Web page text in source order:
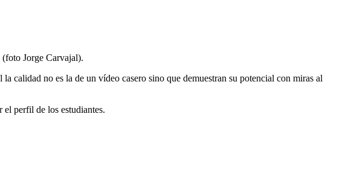
Jorge Carvajal).
calidad no es la de un vídeo casero sino que demuestran su potencial con miras al
el perfil de los estudiantes.